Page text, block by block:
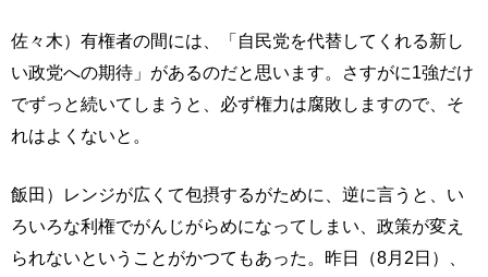
佐々木）有権者の間には、「自民党を代替してくれる新し
い政党への期待」があるのだと思います。さすがに1強だけ
でずっと続いてしまうと、必ず権力は腐敗しますので、そ
れはよくないと。
飯田）レンジが広くて包摂するがために、逆に言うと、い
ろいろな利権でがんじがらめになってしまい、政策が変え
られないということがかつてもあった。昨日（8月2日）、